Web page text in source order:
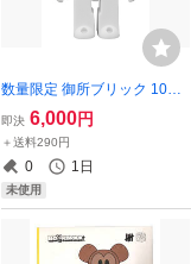
数量限定 御所ブリック 100%
ベアブリック/未開封
即決 6,000円
＋送料290円
0 1日
未使用